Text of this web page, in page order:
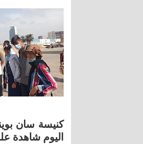
كنيسة سان
اليوم شاهدة